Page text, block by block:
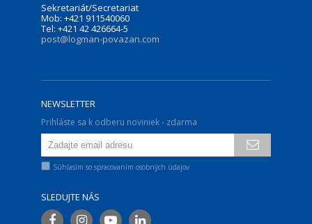
Sekretariát/Secretariat
Mob: +421 911540060
Tel: +421 42 426664-5
post@logman-povazan.com
NEWSLETTER
Prihláste sa k odberu noviniek - zdarma
Súhlasím so spracovaním osobných údajov
SLEDUJTE NÁS